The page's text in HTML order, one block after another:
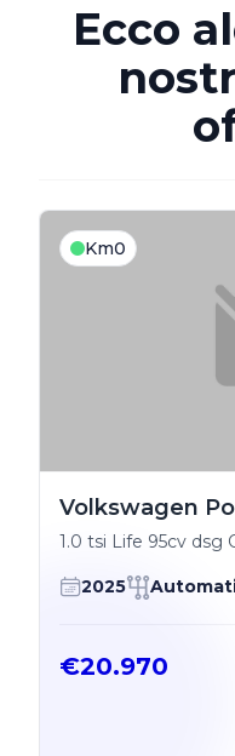
Ecco
Km0
Volkswagen
1.0 tsi Life 95cv dsg
2025
€20.970